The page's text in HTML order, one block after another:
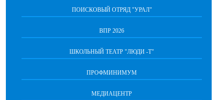
ПОИСКОВЫЙ ОТРЯД "УРАЛ"
ВПР 2026
ШКОЛЬНЫЙ ТЕАТР "ЛЮДИ -Т"
ПРОФМИНИМУМ
МЕДИАЦЕНТР